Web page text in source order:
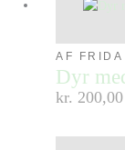
AF FRIDA
Dyr
kr. 200,00